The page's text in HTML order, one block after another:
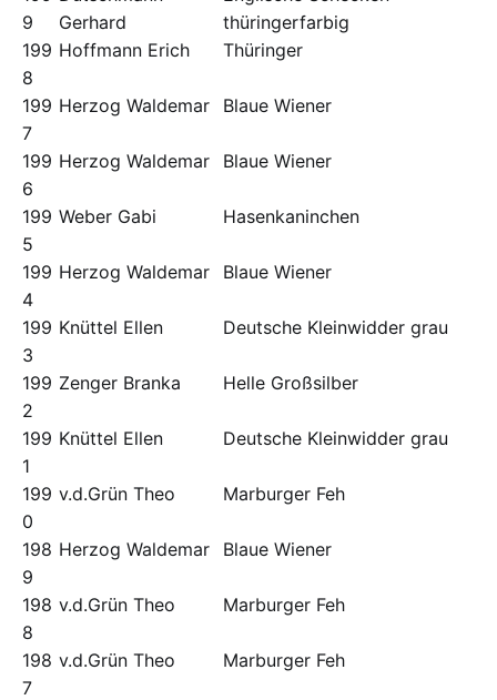
9
Gerhard
thüringerfarbig
199
8
Hoffmann Erich Thüringer
199
7
Herzog Waldemar Blaue Wiener
199
6
Herzog Waldemar Blaue Wiener
199
5
Weber Gabi Hasenkaninchen
199
4
Herzog Waldemar Blaue Wiener
199
3
Knüttel Ellen Deutsche Kleinwidder grau
199
2
Zenger Branka Helle Großsilber
199
1
Knüttel Ellen Deutsche Kleinwidder grau
199
0
v.d.Grün Theo Marburger Feh
198
9
Herzog Waldemar Blaue Wiener
198
8
v.d.Grün Theo Marburger Feh
198
7
v.d.Grün Theo Marburger Feh